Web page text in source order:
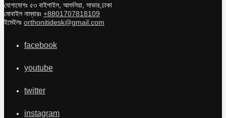
যোগাযোগঃ ৫৩ বাইপাইল, আশুলিয়া, সাভার,ঢাকা
মোবাইল নাম্বারঃ +8801707818109
ইমেইলঃ orthonitidesk@gmail.com
facebook
youtube
twitter
instagram